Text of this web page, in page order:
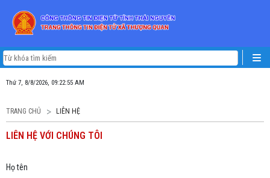
Thứ 7, 8/8/2026, 09:22:55 AM
TRANG CHỦ LIÊN HỆ
LIÊN HỆ VỚI CHÚNG TÔI
Họ tên